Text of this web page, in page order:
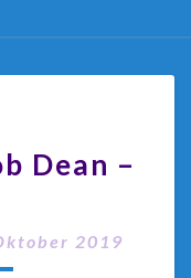
Dean –
2019